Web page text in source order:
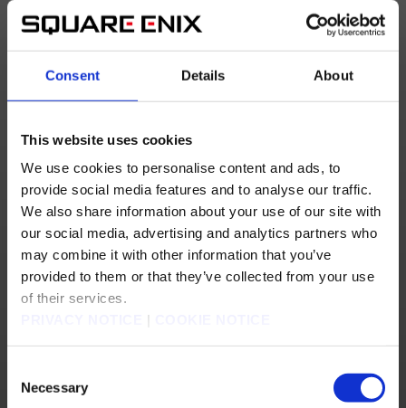
Consent Details About
This website uses cookies
We use cookies to personalise content and ads, to
provide social media features and to analyse our traffic.
We also share information about your use of our site with
our social media, advertising and analytics partners who
may combine it with other information that you’ve
provided to them or that they’ve collected from your use
of their services.
|
Selection
Necessary
l'identificateur tiers
Sélectionnez « Identificateur tiers(Google Authenticator, Microsoft Authenticator ou
autres)
», puis suivez les instructions à l'écran jusqu'à voir s'afficher un code QR.
Vous devrez télécharger et installer l'application d'authentification de votre choix si
vous n'en possédez pas déjà une.